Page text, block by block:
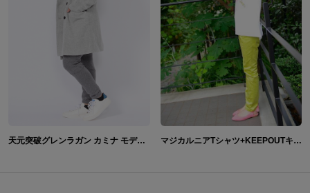
天元突破グレンラガン カミナ モデル コート&スニーカー マジカルニアTシャツ+KEEPOUTキャップ